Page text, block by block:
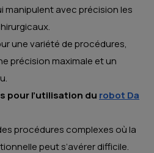
manipulent avec précision les
une variété de procédures,
précision maximale et un
pour l’utilisation du robot Da
procédures complexes où la
peut s’avérer difficile.